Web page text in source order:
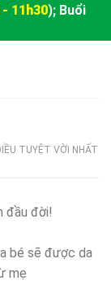
- 11h30); Buổi
TUYỆT VỜI NHẤT
đầu đời!
bé sẽ được da
mẹ